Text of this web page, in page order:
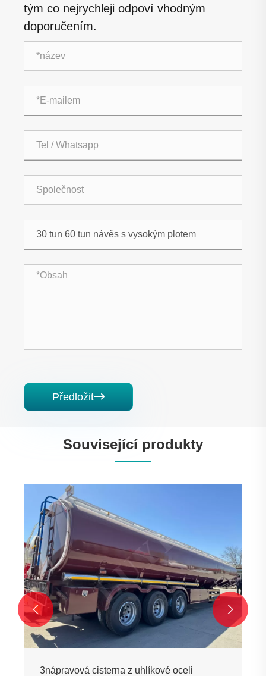
tým co nejrychleji odpoví vhodným
doporučením.
Předložit
Související produkty
3nápravová cisterna z uhlíkové oceli
 